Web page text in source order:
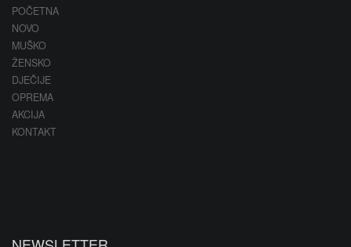
POČETNA
NOVO
MUŠKO
ŽENSKO
DJEČIJE
OPREMA
AKCIJA
KONTAKT